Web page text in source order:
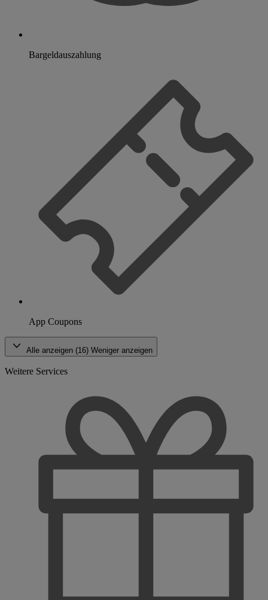
Bargeldauszahlung
App Coupons
Alle anzeigen (16) Weniger anzeigen
Weitere Services